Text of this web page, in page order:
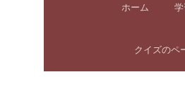
ホーム 学
クイズのペ